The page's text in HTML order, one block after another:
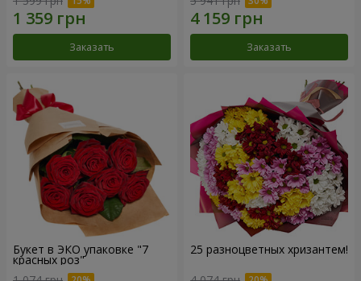
Заказать Заказать
Букет в ЭКО упаковке "7
красных роз"
25 разноцветных хризантем!